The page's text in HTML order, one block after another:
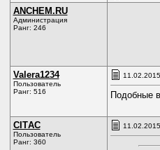
ANCHEM.RU
Администрация
Ранг: 246
Valera1234
Пользователь
Ранг: 516
Подобные
CITАС
Пользователь
Ранг: 360